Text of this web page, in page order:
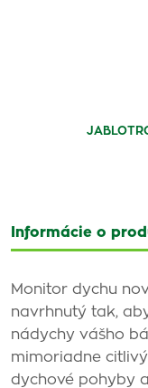
Informácie o
Monitor dychu
navrhnutý tak,
nádychy vášho
mimoriadne
dychové pohyby